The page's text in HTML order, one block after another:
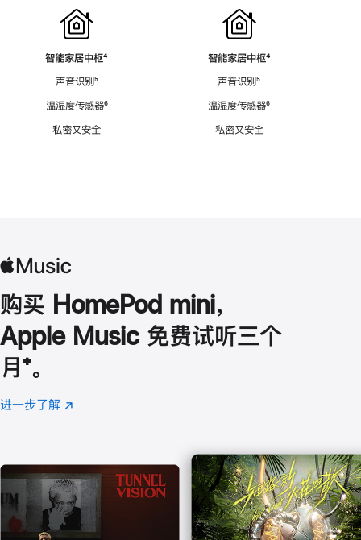
智能家居中枢脚
⁴
声音识别脚
⁵
温湿度传感器脚
⁶
私密又安全
智能家居中枢脚
⁴
声音识别脚
⁵
温湿度传感器脚
⁶
私密又安全
购买 HomePod mini，
Apple Music 免费试听三个
月 脚
注
⁺。
进一步了解 Apple
(在
口
中
打
开)